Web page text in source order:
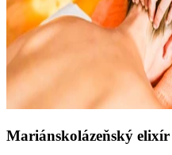
Mariánskolázeňský elixír